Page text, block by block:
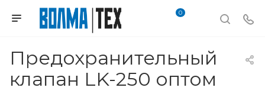
0
Предохранительный
клапан LK-250 оптом